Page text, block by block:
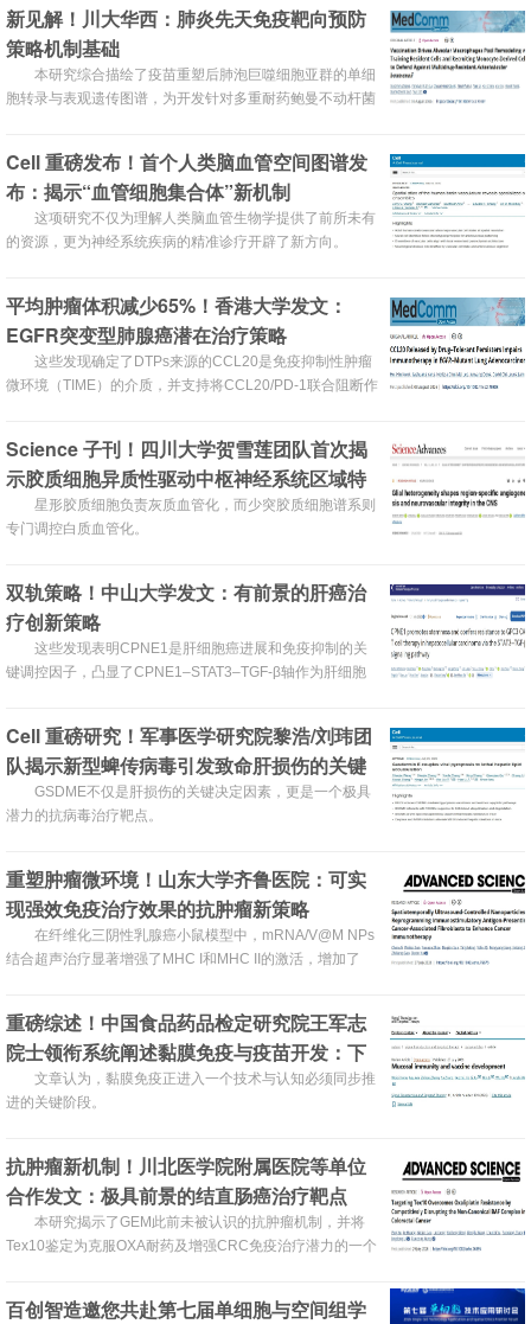
新见解！川大华西：肺炎先天免疫靶向预防
策略机制基础
本研究综合描绘了疫苗重塑后肺泡巨噬细胞亚群的单细
胞转录与表观遗传图谱，为开发针对多重耐药鲍曼不动杆菌
Cell 重磅发布！首个人类脑血管空间图谱发
布：揭示“血管细胞集合体”新机制
这项研究不仅为理解人类脑血管生物学提供了前所未有
的资源，更为神经系统疾病的精准诊疗开辟了新方向。
平均肿瘤体积减少65%！香港大学发文：
EGFR突变型肺腺癌潜在治疗策略
这些发现确定了DTPs来源的CCL20是免疫抑制性肿瘤
微环境（TIME）的介质，并支持将CCL20/PD-1联合阻断作
Science 子刊！四川大学贺雪莲团队首次揭
示胶质细胞异质性驱动中枢神经系统区域特
异性血管生成新机制
星形胶质细胞负责灰质血管化，而少突胶质细胞谱系则
专门调控白质血管化。
双轨策略！中山大学发文：有前景的肝癌治
疗创新策略
这些发现表明CPNE1是肝细胞癌进展和免疫抑制的关
键调控因子，凸显了CPNE1–STAT3–TGF-β轴作为肝细胞
​Cell 重磅研究！军事医学研究院黎浩/刘玮团
队揭示新型蜱传病毒引发致命肝损伤的关键
机制GSDME不仅是肝损伤的关键决定因素，更是一个极具
潜力的抗病毒治疗靶点。
重塑肿瘤微环境！山东大学齐鲁医院：可实
现强效免疫治疗效果的抗肿瘤新策略
在纤维化三阴性乳腺癌小鼠模型中，mRNA/V@M NPs
结合超声治疗显著增强了MHC I和MHC II的激活，增加了
重磅综述！中国食品药品检定研究院王军志
院士领衔系统阐述黏膜免疫与疫苗开发：下
一代疫苗的关键突破口
文章认为，黏膜免疫正进入一个技术与认知必须同步推
进的关键阶段。
抗肿瘤新机制！川北医学院附属医院等单位
合作发文：极具前景的结直肠癌治疗靶点
本研究揭示了GEM此前未被认识的抗肿瘤机制，并将
Tex10鉴定为克服OXA耐药及增强CRC免疫治疗潜力的一个
百创智造邀您共赴第七届单细胞与空间组学